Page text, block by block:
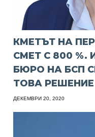
КМЕТЪТ НА
СМЕТ С 800
БЮРО НА БСП
ТОВА РЕШЕНИЕ
ДЕКЕМВРИ 20, 2020